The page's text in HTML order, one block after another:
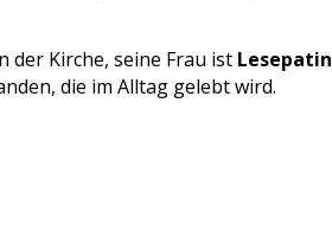
der Kirche, seine Frau ist Lesepatin
die im Alltag gelebt wird.